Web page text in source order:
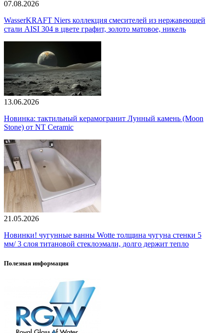
07.08.2026
WasserKRAFT Niers коллекция смесителей из нержавеющей
стали AISI 304 в цвете графит, золото матовое, никель
13.06.2026
Новинка: тактильный керамогранит Лунный камень (Moon
Stone) от NT Ceramic
21.05.2026
Новинки! чугунные ванны Wotte толщина чугуна стенки 5
мм/ 3 слоя титановой стеклоэмали, долго держит тепло
Полезная информация